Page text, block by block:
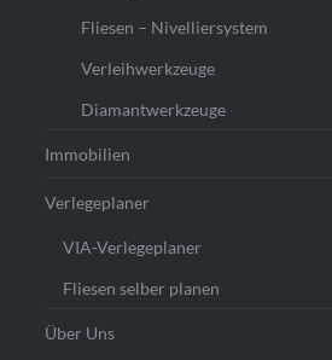
Fliesen – Nivelliersystem
Verleihwerkzeuge
Diamantwerkzeuge
Immobilien
Verlegeplaner
VIA-Verlegeplaner
Fliesen selber planen
Über Uns